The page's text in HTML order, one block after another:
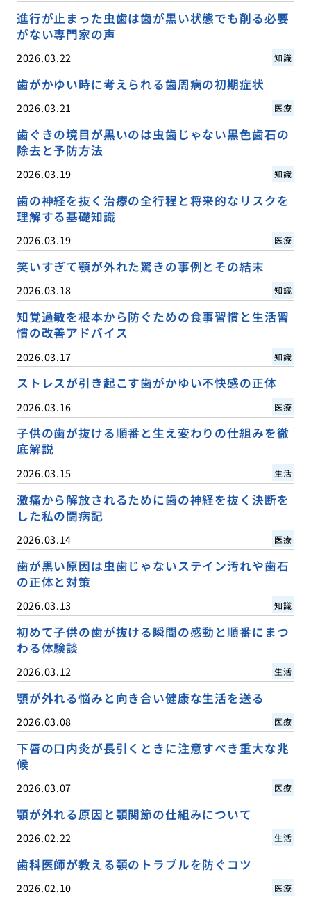
進行が止まった虫歯は歯が黒い状態でも削る必要
がない専門家の声
2026.03.22 知識
歯がかゆい時に考えられる歯周病の初期症状
2026.03.21 医療
歯ぐきの境目が黒いのは虫歯じゃない黒色歯石の
除去と予防方法
2026.03.19 知識
歯の神経を抜く治療の全行程と将来的なリスクを
理解する基礎知識
2026.03.19 医療
笑いすぎて顎が外れた驚きの事例とその結末
2026.03.18 知識
知覚過敏を根本から防ぐための食事習慣と生活習
慣の改善アドバイス
2026.03.17 知識
ストレスが引き起こす歯がかゆい不快感の正体
2026.03.16 医療
子供の歯が抜ける順番と生え変わりの仕組みを徹
底解説
2026.03.15 生活
激痛から解放されるために歯の神経を抜く決断を
した私の闘病記
2026.03.14 医療
歯が黒い原因は虫歯じゃないステイン汚れや歯石
の正体と対策
2026.03.13 知識
初めて子供の歯が抜ける瞬間の感動と順番にまつ
わる体験談
2026.03.12 生活
顎が外れる悩みと向き合い健康な生活を送る
2026.03.08 医療
下唇の口内炎が長引くときに注意すべき重大な兆
候
2026.03.07 医療
顎が外れる原因と顎関節の仕組みについて
2026.02.22 生活
歯科医師が教える顎のトラブルを防ぐコツ
2026.02.10 医療